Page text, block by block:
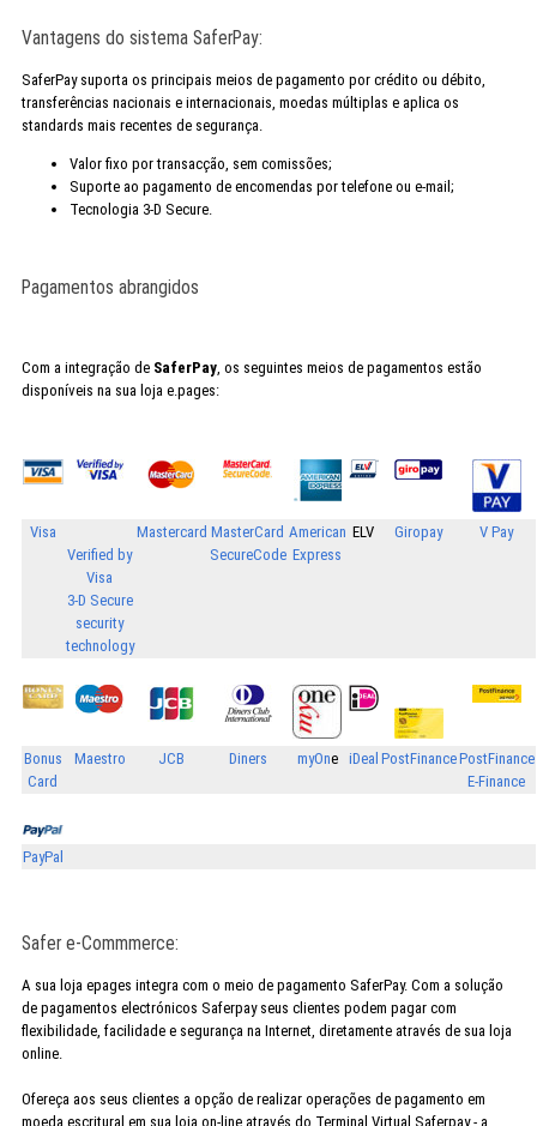
Vantagens do sistema SaferPay:
SaferPay suporta os principais meios de pagamento por crédito ou débito,
transferências nacionais e internacionais, moedas múltiplas e aplica os
standards mais recentes de segurança.
Valor fixo por transacção, sem comissões;
Suporte ao pagamento de encomendas por telefone ou e-mail;
Tecnologia 3-D Secure.
Pagamentos abrangidos
Com a integração de SaferPay, os seguintes meios de pagamentos estão
disponíveis na sua loja e.pages:
Visa
Verified by
Visa
3-D Secure
security
technology
Mastercard MasterCard
SecureCode
American
Express
ELV Giropay V Pay
Bonus
Card
Maestro JCB Diners myOne iDeal PostFinancePostFinance
E-Finance
PayPal
Safer e-Commmerce:
A sua loja epages integra com o meio de pagamento SaferPay. Com a solução
de pagamentos electrónicos Saferpay seus clientes podem pagar com
flexibilidade, facilidade e segurança na Internet, diretamente através de sua loja
online.
Ofereça aos seus clientes a opção de realizar operações de pagamento em
moeda escritural em sua loja on-line através do Terminal Virtual Saferpay - a